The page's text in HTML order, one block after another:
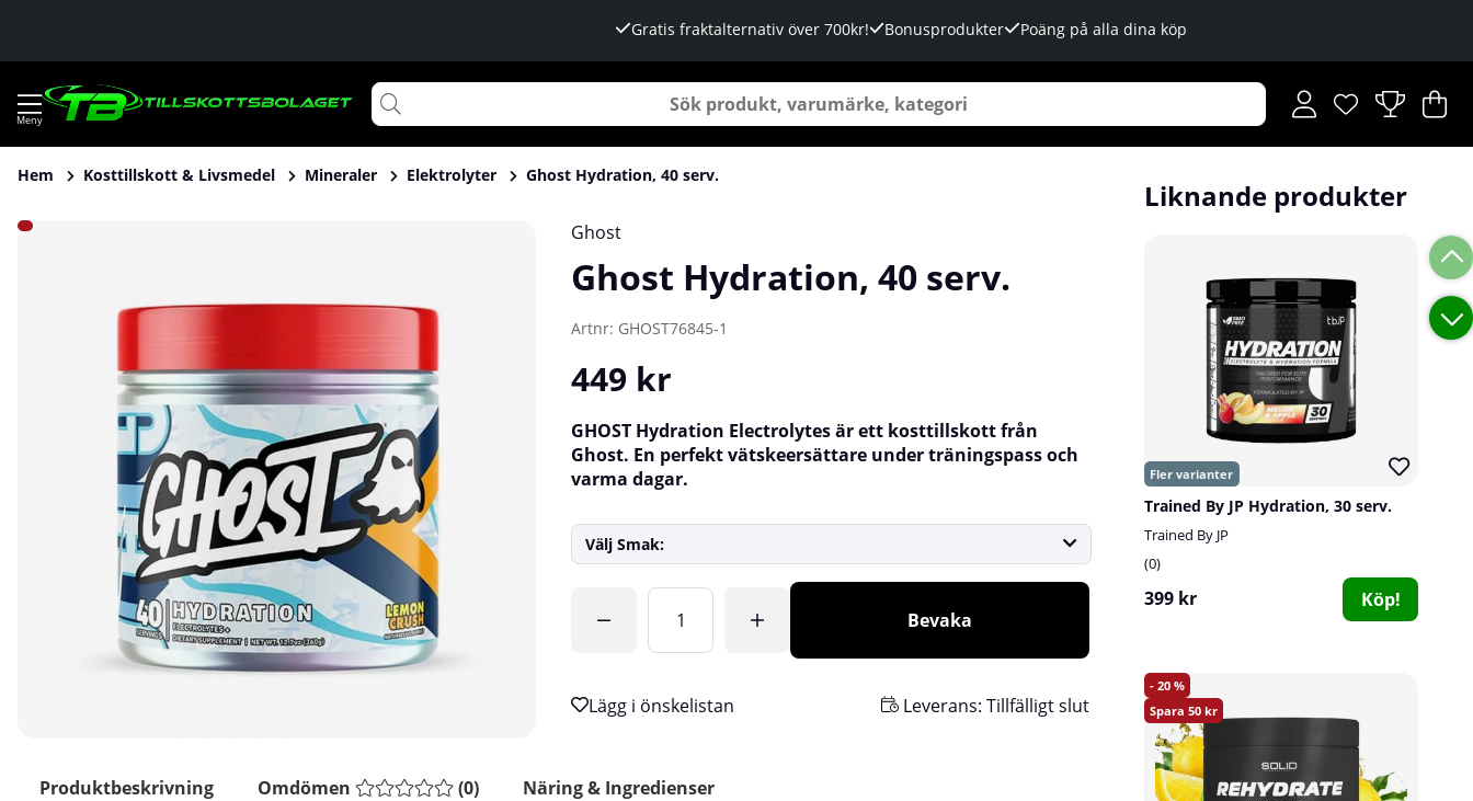
Gratis fraktalternativ över 700kr! Bonusprodukter Poäng på alla dina köp
Önskelista
Antal i
.
.
Hem Kosttillskott & Livsmedel Mineraler Elektrolyter Ghost Hydration, 40 serv.
Produktbilder Ghost Hydration, 40 serv. Ghost
Ghost Hydration, 40 serv.
Artnr: GHOST76845-1
449 kr
GHOST Hydration Electrolytes är ett kosttillskott från
Ghost. En perfekt vätskeersättare under träningspass och
varma dagar.
Välj Smak:
Bevaka
Leverans: Tillfälligt slut
Liknande produkter
Trained By JP Hydration, 30 serv.
Trained By JP
0
399 kr Köp!
20
50
Produktbeskrivning Omdömen (0) Näring & Ingredienser